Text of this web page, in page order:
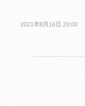
2021年8月16日 20:00